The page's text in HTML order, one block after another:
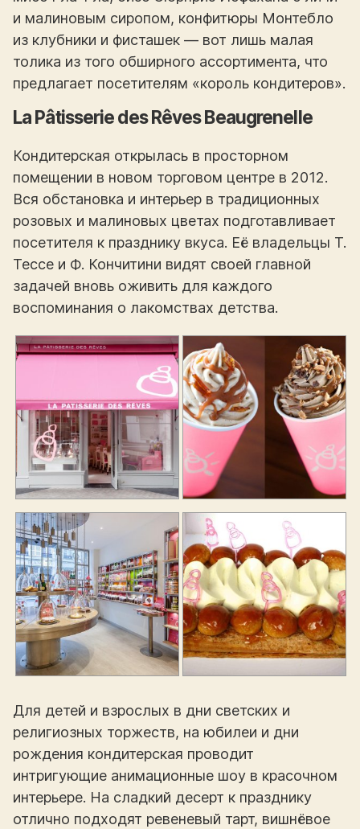
и малиновым сиропом, конфитюры Монтебло
из клубники и фисташек — вот лишь малая
толика из того обширного ассортимента, что
предлагает посетителям «король кондитеров».
La Pâtisserie des Rêves Beaugrenelle
Кондитерская открылась в просторном
помещении в новом торговом центре в 2012.
Вся обстановка и интерьер в традиционных
розовых и малиновых цветах подготавливает
посетителя к празднику вкуса. Её владельцы Т.
Тессе и Ф. Кончитини видят своей главной
задачей вновь оживить для каждого
воспоминания о лакомствах детства.
Для детей и взрослых в дни светских и
религиозных торжеств, на юбилеи и дни
рождения кондитерская проводит
интригующие анимационные шоу в красочном
интерьере. На сладкий десерт к празднику
отлично подходят ревеневый тарт, вишнёвое